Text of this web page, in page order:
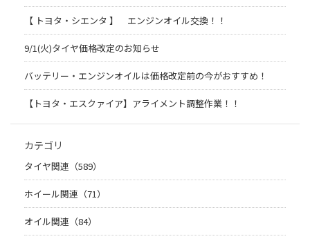
【 トヨタ・シエンタ 】 エンジンオイル交換！！
9/1(火)タイヤ価格改定のお知らせ
バッテリー・エンジンオイルは価格改定前の今がおすすめ！
【トヨタ・エスクァイア】アライメント調整作業！！
カテゴリ
タイヤ関連（589）
ホイール関連（71）
オイル関連（84）